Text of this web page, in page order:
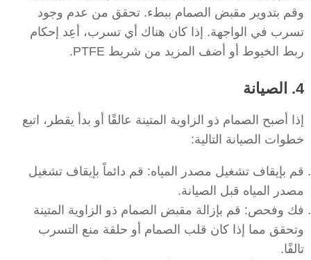
وقم بتدوير مقبض الصمام ببطء. تحقق من عدم وجود
تسرب في الواجهة. إذا كان هناك أي تسرب، أعِد إحكام
ربط الخيوط أو أضف المزيد من شريط PTFE.
4. الصيانة
إذا أصبح الصمام ذو الزاوية المتينة عالقًا أو بدأ يقطر، اتبع
خطوات الصيانة التالية:
قم بإيقاف تشغيل مصدر المياه: قم دائماً بإيقاف تشغيل
مصدر المياه قبل الصيانة.
فك وفحص: قم بإزالة مقبض الصمام ذو الزاوية المتينة
وتحقق مما إذا كان قلب الصمام أو حلقة منع التسرب
تالفًا.